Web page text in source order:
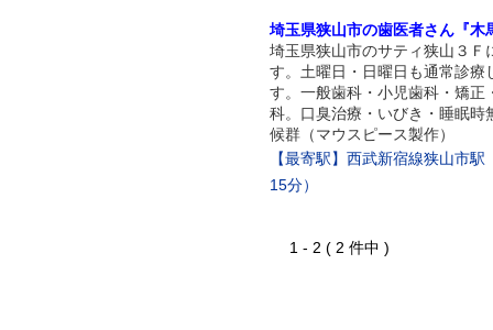
埼玉県狭山市の歯医者さん『木
埼玉県狭山市のサティ狭山３Ｆ
す。土曜日・日曜日も通常診療
す。一般歯科・小児歯科・矯正
科。口臭治療・いびき・睡眠時
候群（マウスピース製作）
【最寄駅】西武新宿線狭山市駅
15分）
1 - 2 ( 2 件中 )